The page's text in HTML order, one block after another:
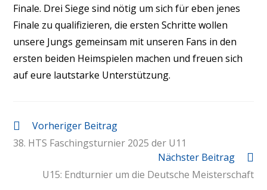
Finale. Drei Siege sind nötig um sich für eben jenes
Finale zu qualifizieren, die ersten Schritte wollen
unsere Jungs gemeinsam mit unseren Fans in den
ersten beiden Heimspielen machen und freuen sich
auf eure lautstarke Unterstützung.
Vorheriger Beitrag
38. HTS Faschingsturnier 2025 der U11
Nächster Beitrag
U15: Endturnier um die Deutsche Meisterschaft